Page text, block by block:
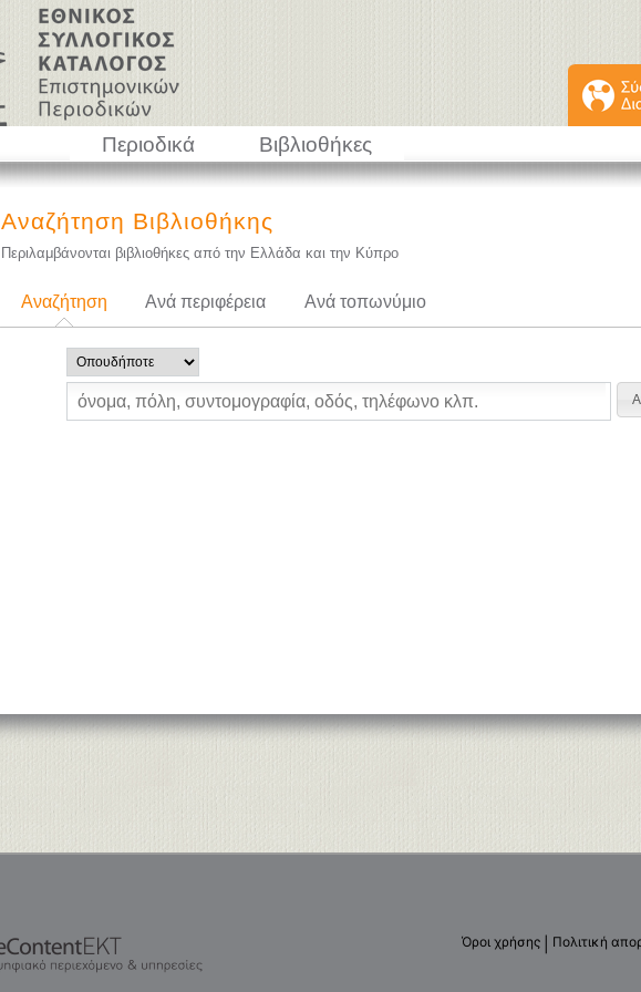
Περιοδικά Βιβλιοθήκες
Αναζήτηση Βιβλιοθήκης
Περιλαμβάνονται βιβλιοθήκες από την Ελλάδα και την Κύπρο
Αναζήτηση Ανά περιφέρεια Ανά τοπωνύμιο